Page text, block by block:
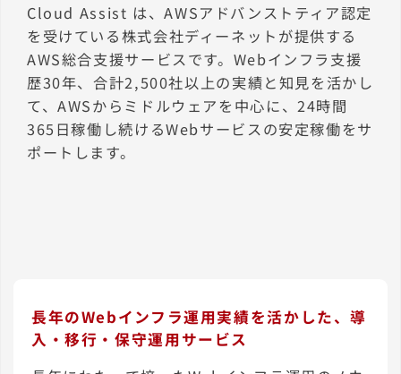
Cloud Assist は、AWSアドバンストティア認定
を受けている株式会社ディーネットが提供する
AWS総合支援サービスです。Webインフラ支援
歴30年、合計2,500社以上の実績と知見を活かし
て、AWSからミドルウェアを中心に、24時間
365日稼働し続けるWebサービスの安定稼働をサ
ポートします。
長年のWebインフラ運用実績を活かした、導
入・移行・保守運用サービス